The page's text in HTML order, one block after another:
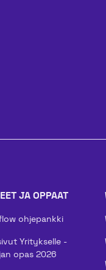
JA OPPAAT
ohjepankki
Yritykselle -
opas 2026